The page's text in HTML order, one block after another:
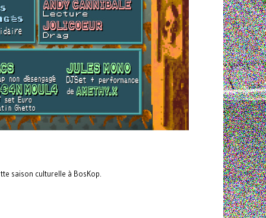
saison culturelle à BosKop.